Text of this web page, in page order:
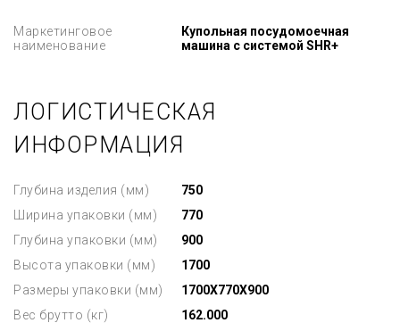
Маркетинговое
наименование
Купольная посудомоечная
машина с системой SHR+
ЛОГИСТИЧЕСКАЯ
ИНФОРМАЦИЯ
Глубина изделия (мм)
750
Ширина упаковки (мм)
770
Глубина упаковки (мм)
900
Высота упаковки (мм)
1700
Размеры упаковки (мм)
1700X770X900
Вес брутто (кг)
162.000